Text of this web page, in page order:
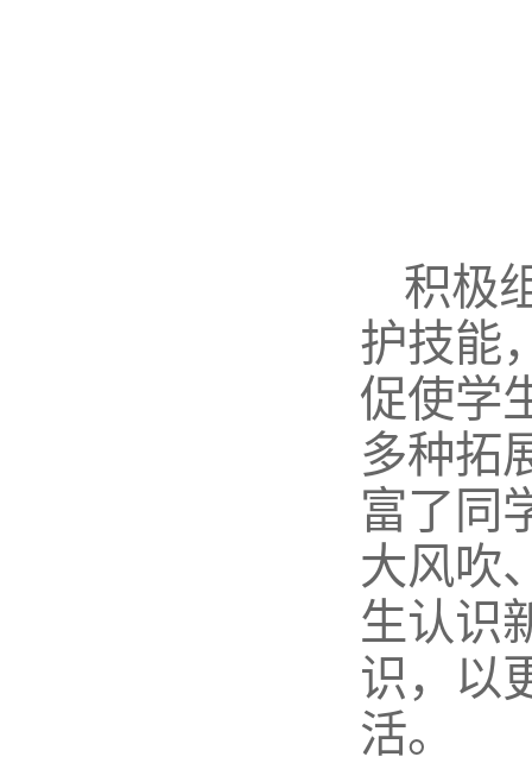
积极
护技能
促使学
多种拓
富了同
大风吹
生认识
识，以
活。